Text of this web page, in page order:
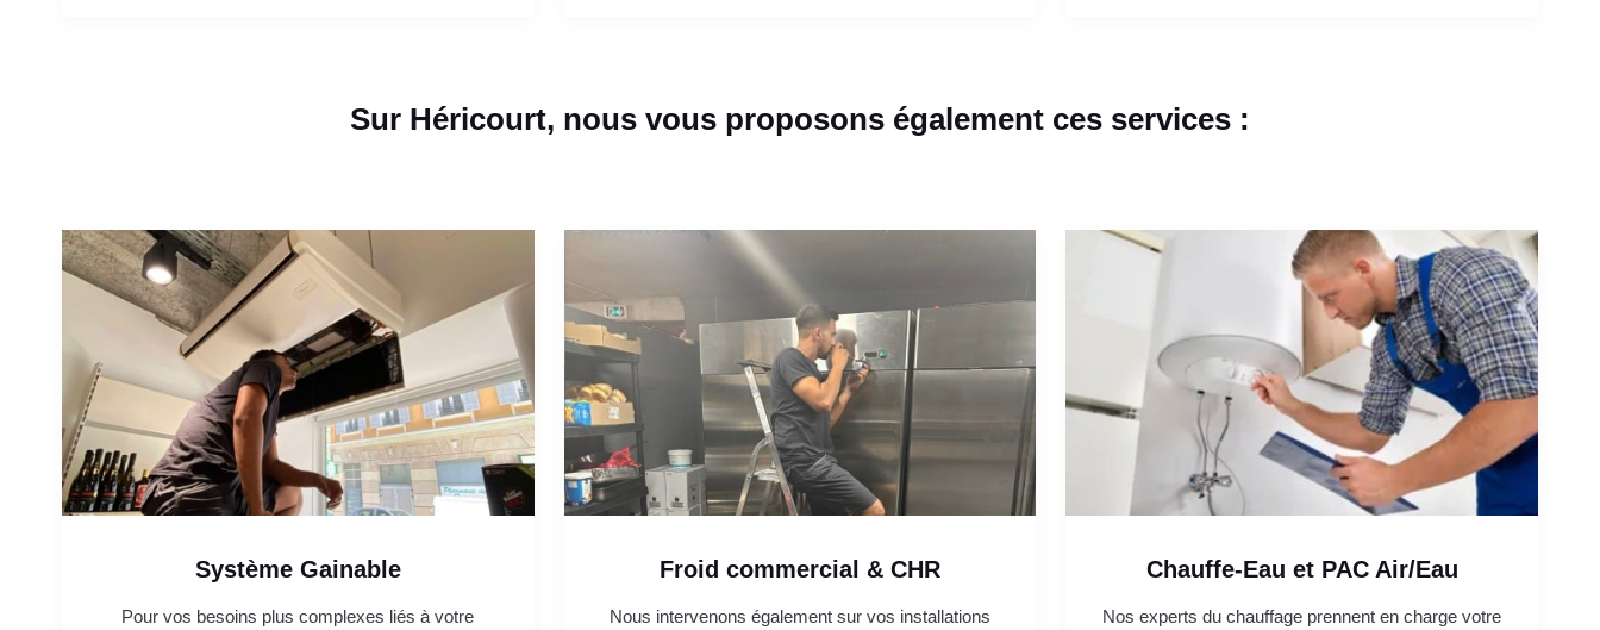
Sur Héricourt, nous vous proposons également ces services :
Système Gainable
Pour vos besoins plus complexes liés à votre
Froid commercial & CHR
Nous intervenons également sur vos installations
Chauffe-Eau et PAC Air/Eau
Nos experts du chauffage prennent en charge votre